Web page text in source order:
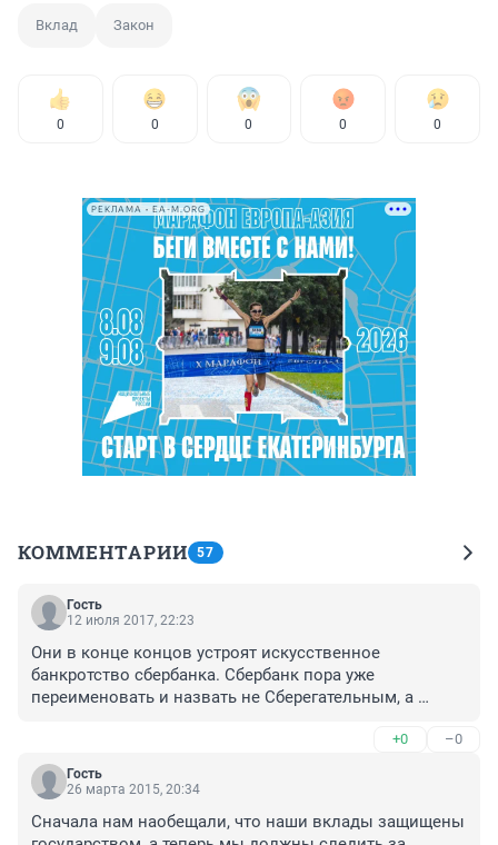
Вклад Закон
0 0 0 0 0
РЕКЛАМА • EA-M.ORG
КОММЕНТАРИИ 57
Гость
12 июля 2017, 22:23
Они в конце концов устроят искусственное
банкротство сбербанка. Сбербанк пора уже
переименовать и назвать не Сберегательным, а
банки. Им не нужны вклады и депозиты, работающие
как инвестиции в развитие. Им нужны спекуляции,
обесценивание денег, но только не развитие
специфическая - стабильно вечное отсутствие денег в
+0 –0
Гость
26 марта 2015, 20:34
Сначала нам наобещали, что наши вклады защищены